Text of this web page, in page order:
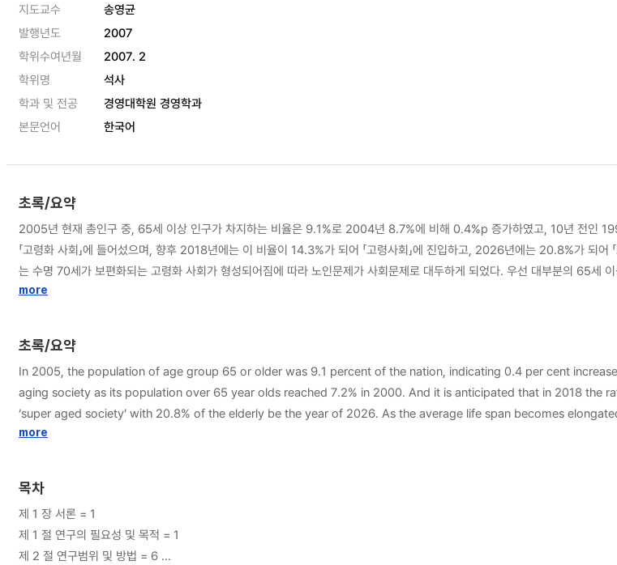
지도교수
송영균
발행년도
2007
학위수여년월
2007. 2
학위명
석사
학과 및 전공
경영대학원 경영학과
본문언어
한국어
초록/요약
2005년 현재 총인구 중, 65세 이상 인구가 차지하는 비율은 9.1%로 2004년 8.7%에 비해 0.4%p 증가하였고, 10년 전인
「고령화 사회」에 들어섰으며, 향후 2018년에는 이 비율이 14.3%가 되어 「고령사회」에 진입하고, 2026년에는 20.8%가 되
는 수명 70세가 보편화되는 고령화 사회가 형성되어짐에 따라 노인문제가 사회문제로 대두하게 되었다. 우선 대부분의 65
이 그분들의 생계의 많은 부분을 부담해야한다. 그러나 우리나라는 ‘박정희’ 대통령 때부터 90년 초까지 만해도 `둘만낳아
짧은 기간에 급속하게 이뤄져 새로운 사회문제로 떠오르고 있다. 지난해 우리나라의 출산율은 1.17명으로 미국(2.13명), 프
6명까지 달했던 합계 출산율을 생각하면 출산율 저하의 속도가 매우 급격히 떨어지고 있음을 알 수 있습니다. 이런 추세가
결 될 뿐만 아니라 사회 내부적으로는 젊은 노동자가 보다 많은 노인을 부담하게 됨으로 노인의료비 부담률로 높아지게 된다.
실로 국가의 장래를 위해서 안타까운 일이 아닐 수 없다. 따라서 사회복지의 한 분야인 노인복지는 이를 실천함에 있어 전문
하고 조직적으로 다뤄야 할 분야이다. 이렇듯 노인문제는 지금 사회적으로 많이 심각한 문제로 대두되고 있다. 핵가족화 되면
맞벌이를 통한 부양의 문재가 심각해지고, 노인의 수명 연장으로 인한 의료비 가중, 노동력 상실, 이에 따른 경제적 독립의 문
설인 노인의료복지시설과 재가복지시설 현황 등을 알아보고, 우리나라의 노인수발보험을 적용하여 경제적 문제를 경감시킴
인복지시설을 비교함으로써 정책의 한 방향을 제시하고자 하는데 있다. 먼저 복지국가인 영국의 노인주택은 ‘케어홈’이 아
more
초록/요약
In 2005, the population of age group 65 or older was 9.1 percent of the nation, indicating 0.4 per cent
aging society as its population over 65 year olds reached 7.2% in 2000. And it is anticipated that in 2018 the
‘super aged society’ with 20.8% of the elderly be the year of 2026. As the average life span becomes
group of 70 is normally expected, which will cause the senior issues as new social challenges. First of all,
until the early 1990’s. Therefore, the problem has got even worse. Since youths and adults in their prime
problems causing related to the nations’ financial issues, other burdens, economic deterioration, poverty,
of Global Population Day. According to the announcement, the number of children born per woman in her
dropping in the world for last 30 years. The low fertility rate has been slowly emerged throughout 100 years
more
목차
제 1 장 서론 = 1
제 1 절 연구의 필요성 및 목적 = 1
제 2 절 연구범위 및 방법 = 6